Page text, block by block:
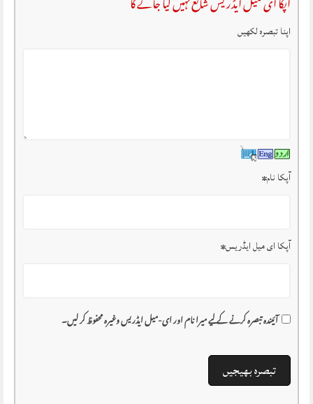
اپنا تبصرہ لکھیں
آپکا نام*
آپکا ای میل ایڈریس*
آئیندہ تبصرہ کرنے کے لیے میرا نام اور ای-میل ایڈریس وغیرہ محفوظ کر لیں۔